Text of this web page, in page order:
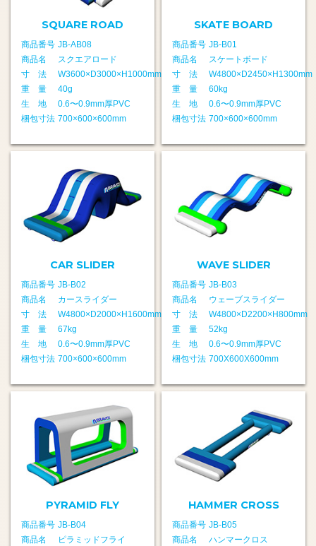
SQUARE ROAD
商品番号 JB-AB08
商品名
スクエアロード
寸 法
W3600×D3000×H1000mm
重 量
40g
生 地
0.6〜0.9mm厚PVC
梱包寸法 700×600×600mm
SKATE BOARD
商品番号 JB-B01
商品名
スケートボード
寸 法
W4800×D2450×H1300mm
重 量
60kg
生 地
0.6〜0.9mm厚PVC
梱包寸法 700×600×600mm
CAR SLIDER
商品番号 JB-B02
商品名
カースライダー
寸 法
W4800×D2000×H1600mm
重 量
67kg
生 地
0.6〜0.9mm厚PVC
梱包寸法 700×600×600mm
WAVE SLIDER
商品番号 JB-B03
商品名
ウェーブスライダー
寸 法
W4800×D2200×H800mm
重 量
52kg
生 地
0.6〜0.9mm厚PVC
梱包寸法 700X600X600mm
PYRAMID FLY
商品番号 JB-B04
商品名
ピラミッドフライ
HAMMER CROSS
商品番号 JB-B05
商品名
ハンマークロス